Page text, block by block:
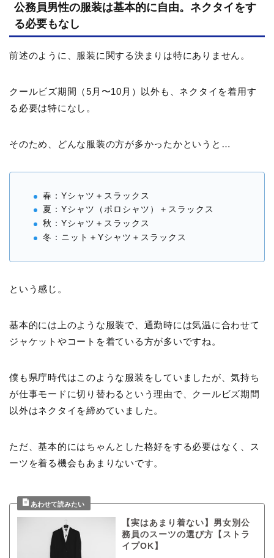
公務員男性の服装は基本的に自由。ネクタイをす
る必要もなし
前述のように、服装に関する決まりは特にありません。
クールビズ期間（5月〜10月）以外も、ネクタイを着用す
る必要は特になし。
そのため、どんな服装の方が多かったかというと…
春：Yシャツ＋スラックス
夏：Yシャツ（ポロシャツ）＋スラックス
秋：Yシャツ＋スラックス
冬：ニット＋Yシャツ＋スラックス
という感じ。
基本的には上のような服装で、通勤時には気温に合わせて
ジャケットやコートを着ている方が多いですね。
僕も県庁時代はこのような服装をしていましたが、気持ち
が仕事モードに切り替わるという理由で、クールビズ期間
以外はネクタイを締めていました。
ただ、基本的にはちゃんとした格好をする必要はなく、ス
ーツを着る機会もあまりないです。
【実はあまり着ない】男女別公
務員のスーツの選び方【ストラ
イプOK】